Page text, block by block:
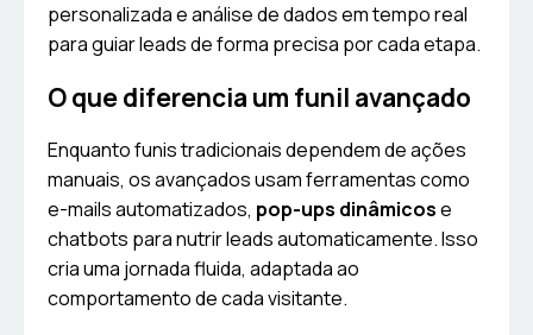
personalizada e análise de dados em tempo real
para guiar leads de forma precisa por cada etapa.
O que diferencia um funil avançado
Enquanto funis tradicionais dependem de ações
manuais, os avançados usam ferramentas como
e-mails automatizados, pop-ups dinâmicose
chatbots para nutrir leads automaticamente. Isso
cria uma jornada fluida, adaptada ao
comportamento de cada visitante.